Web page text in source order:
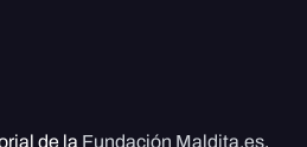
de la Fundación Maldita.es,